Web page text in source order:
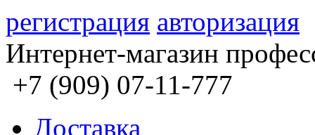
регистрация авторизация
Интернет-магазин
+7 (909) 07-11-777
Доставка